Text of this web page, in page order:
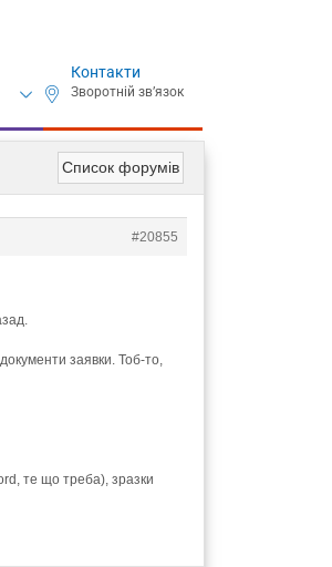
Контакти
Список форумів
#20855
заявки. Тоб-то,
те що треба), зразки